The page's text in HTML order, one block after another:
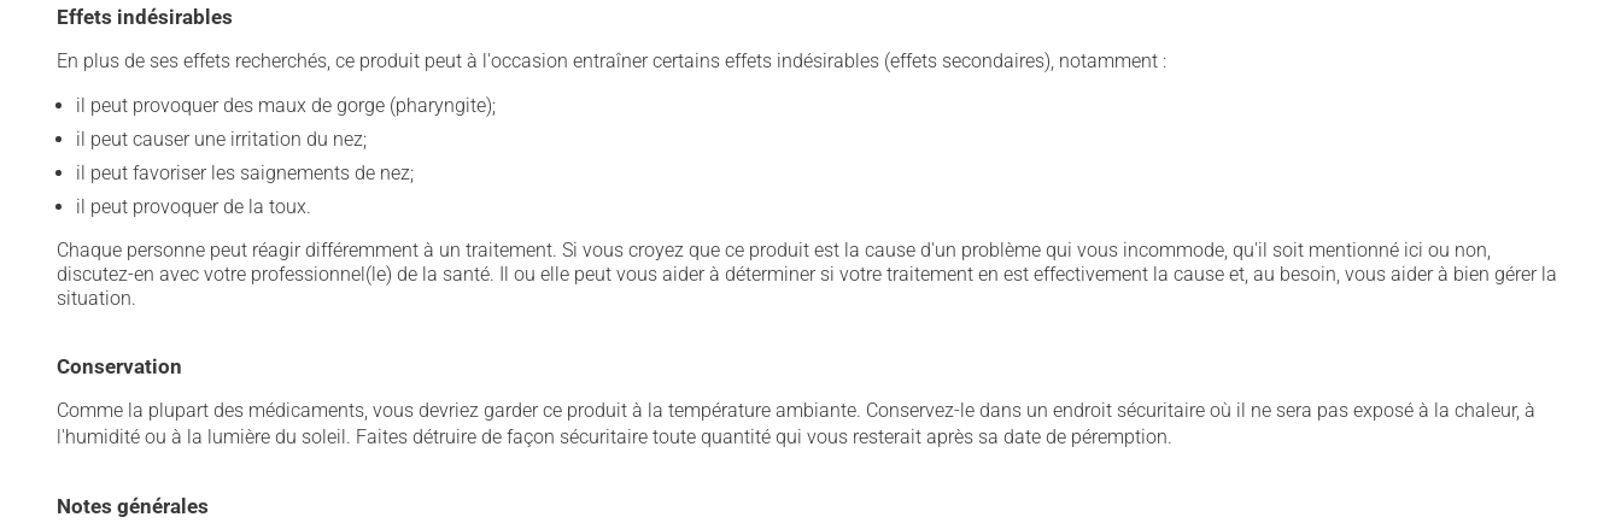
Effets indésirables
En plus de ses effets recherchés, ce produit peut à l'occasion entraîner certains effets indésirables (effets secondaires), notamment :
il peut provoquer des maux de gorge (pharyngite);
il peut causer une irritation du nez;
il peut favoriser les saignements de nez;
il peut provoquer de la toux.
Chaque personne peut réagir différemment à un traitement. Si vous croyez que ce produit est la cause d'un problème qui vous incommode, qu'il soit mentionné ici ou non,
discutez-en avec votre professionnel(le) de la santé. Il ou elle peut vous aider à déterminer si votre traitement en est effectivement la cause et, au besoin, vous aider à bien gérer la
situation.
Conservation
Comme la plupart des médicaments, vous devriez garder ce produit à la température ambiante. Conservez-le dans un endroit sécuritaire où il ne sera pas exposé à la chaleur, à
l'humidité ou à la lumière du soleil. Faites détruire de façon sécuritaire toute quantité qui vous resterait après sa date de péremption.
Notes générales